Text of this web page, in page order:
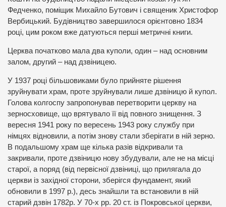
Федченко, поміщик Михайло Бутович і священик Христофор
Вербицький. Будівництво завершилося орієнтовно 1834
році, цим роком вже датуються перші метричні книги.
Церква початково мала два куполи, один – над основним
залом, другий – над дзвіницею.
У 1937 році більшовиками було прийняте рішення
зруйнувати храм, проте зруйнували лише дзвіницю й купол.
Голова колгоспу запропонував перетворити церкву на
зерносховище, що врятувало її від повного знищення. З
вересня 1941 року по вересень 1943 року службу при
німцях відновили, а потім знову стали зберігати в ній зерно.
В подальшому храм ще кілька разів відкривали та
закривали, проте дзвіницю нову збудували, але не на місці
старої, а поряд (від первісної дзвіниці, що прилягала до
церкви із західної сторони, зберігся фундамент, який
обновили в 1997 р.), десь знайшли та встановили в ній
старий дзвін 1782р. У 70-х рр. 20 ст. із Покровської церкви,